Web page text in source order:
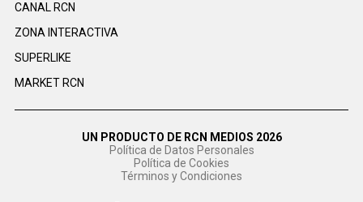
CANAL RCN
ZONA INTERACTIVA
SUPERLIKE
MARKET RCN
UN PRODUCTO DE RCN MEDIOS 2026
Política de Datos Personales
Política de Cookies
Términos y Condiciones